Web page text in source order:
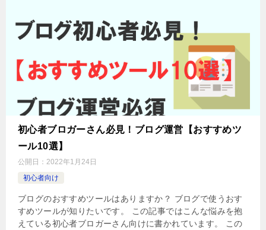
初心者ブロガーさん必見！ブログ運営【おすすめツ
ール10選】
公開日： 2022年1月24日
初心者向け
ブログのおすすめツールはありますか？ ブログで使うおす
すめツールが知りたいです。 この記事ではこんな悩みを抱
えている初心者ブロガーさん向けに書かれています。 この